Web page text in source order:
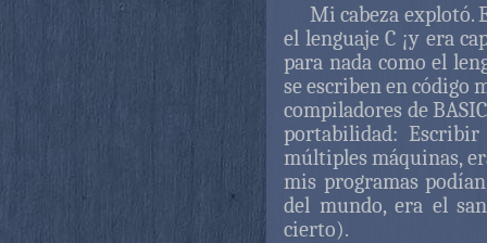
Mi cabeza explotó.
el lenguaje C ¡y era
para nada como el
se escriben en código
compiladores de
portabilidad:
múltiples máquinas,
mis programas
del mundo, era el
cierto).